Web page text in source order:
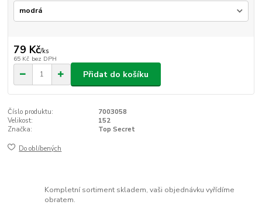
79 Kč/ks
65 Kč bez DPH
Přidat do košíku
Číslo produktu:
7003058
Velikost:
152
Značka:
Top Secret
Do oblíbených
Kompletní sortiment skladem, vaši objednávku vyřídíme
obratem.